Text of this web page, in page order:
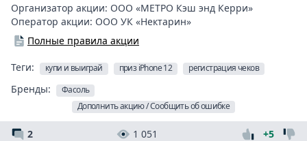
Организатор акции: ООО «МЕТРО Кэш энд Керри»
Оператор акции: ООО УК «Нектарин»
Полные правила акции
Теги: купи и выиграй приз iPhone 12 регистрация чеков
Бренды:
Фасоль
Дополнить акцию / Сообщить об ошибке
2 1 051 +5